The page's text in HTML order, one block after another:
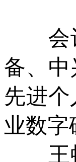
会议
备、
先进
业数字
王虹